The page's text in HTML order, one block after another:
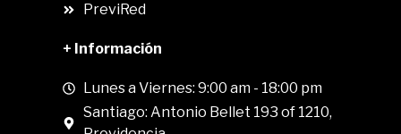
PreviRed
+ Información
Lunes a Viernes: 9:00 am - 18:00 pm
Santiago: Antonio Bellet 193 of 1210,